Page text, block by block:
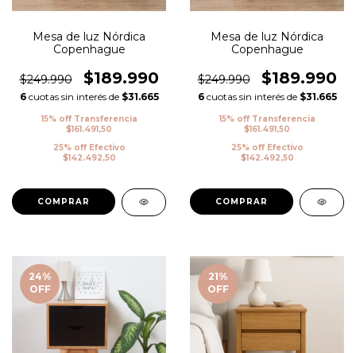
Mesa de luz Nórdica
Copenhague
$249.990 $189.990
6 cuotas sin interés de $31.665
15% off Transferencia
$161.491,50
25% off Efectivo
$142.492,50
COMPRAR
Mesa de luz Nórdica
Copenhague
$249.990 $189.990
6 cuotas sin interés de $31.665
15% off Transferencia
$161.491,50
25% off Efectivo
$142.492,50
COMPRAR
24%
OFF
21%
OFF